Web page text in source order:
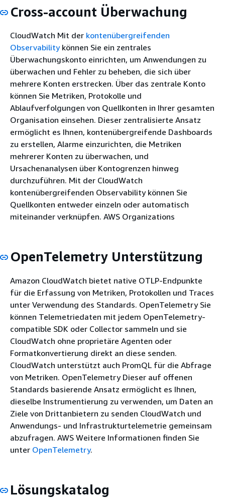
Cross-account Überwachung
CloudWatch Mit der kontenübergreifenden
Observabilitykönnen Sie ein zentrales
Überwachungskonto einrichten, um Anwendungen zu
überwachen und Fehler zu beheben, die sich über
mehrere Konten erstrecken. Über das zentrale Konto
können Sie Metriken, Protokolle und
Ablaufverfolgungen von Quellkonten in Ihrer gesamten
Organisation einsehen. Dieser zentralisierte Ansatz
ermöglicht es Ihnen, kontenübergreifende Dashboards
zu erstellen, Alarme einzurichten, die Metriken
mehrerer Konten zu überwachen, und
Ursachenanalysen über Kontogrenzen hinweg
durchzuführen. Mit der CloudWatch
kontenübergreifenden Observability können Sie
Quellkonten entweder einzeln oder automatisch
miteinander verknüpfen. AWS Organizations
OpenTelemetry Unterstützung
Amazon CloudWatch bietet native OTLP-Endpunkte
für die Erfassung von Metriken, Protokollen und Traces
unter Verwendung des Standards. OpenTelemetry Sie
können Telemetriedaten mit jedem OpenTelemetry-
compatible SDK oder Collector sammeln und sie
CloudWatch ohne proprietäre Agenten oder
Formatkonvertierung direkt an diese senden.
CloudWatch unterstützt auch PromQL für die Abfrage
von Metriken. OpenTelemetry Dieser auf offenen
Standards basierende Ansatz ermöglicht es Ihnen,
dieselbe Instrumentierung zu verwenden, um Daten an
Ziele von Drittanbietern zu senden CloudWatch und
Anwendungs- und Infrastrukturtelemetrie gemeinsam
abzufragen. AWS Weitere Informationen finden Sie
unter OpenTelemetry.
Lösungskatalog